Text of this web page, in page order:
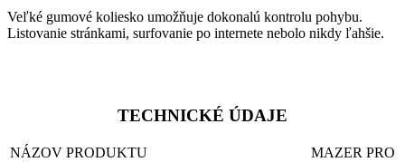
Veľké gumové koliesko umožňuje dokonalú kontrolu pohybu.
Listovanie stránkami, surfovanie po internete nebolo nikdy ľahšie.
TECHNICKÉ ÚDAJE
NÁZOV PRODUKTU
MAZER PRO